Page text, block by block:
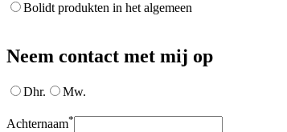
Bolidt produkten in het algemeen
Neem contact met mij op
Dhr. Mw.
Achternaam*